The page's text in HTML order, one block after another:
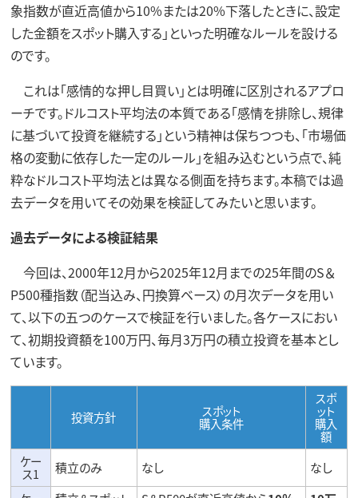
象指数が直近高値から10%または20%下落したときに、設定
した金額をスポット購入する」といった明確なルールを設ける
のです。
これは「感情的な押し目買い」とは明確に区別されるアプロ
ーチです。ドルコスト平均法の本質である「感情を排除し、規律
に基づいて投資を継続する」という精神は保ちつつも、「市場価
格の変動に依存した一定のルール」を組み込むという点で、純
粋なドルコスト平均法とは異なる側面を持ちます。本稿では過
去データを用いてその効果を検証してみたいと思います。
過去データによる検証結果
今回は、2000年12月から2025年12月までの25年間のS＆
P500種指数（配当込み、円換算ベース）の月次データを用い
て、以下の五つのケースで検証を行いました。各ケースにおい
て、初期投資額を100万円、毎月3万円の積立投資を基本とし
ています。
投資方針 スポット
購入条件
スポ
ット
購入
額
ケー
ス1 積立のみ なし
なし